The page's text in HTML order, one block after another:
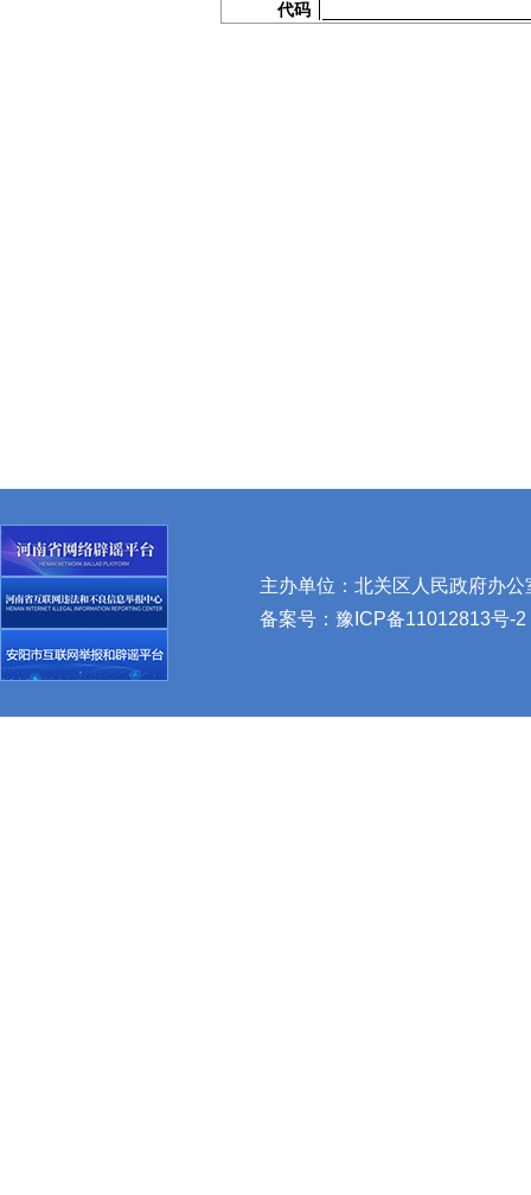
代码
主办单位：北关区人民政府办
备案号： 豫ICP备11012813号-2